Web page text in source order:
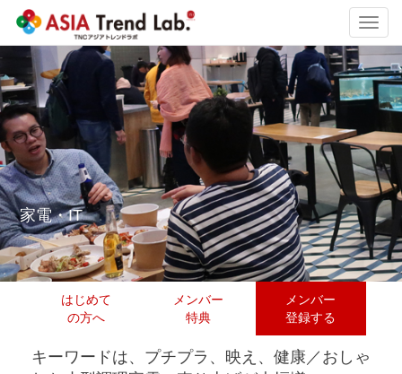
家電・IT
はじめて
の方へ
メンバー
特典
メンバー
登録する
キーワードは、プチプラ、映え、健康／おしゃ